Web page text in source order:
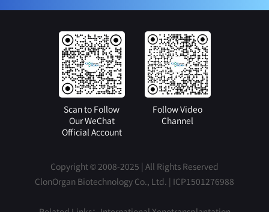
Scan to Follow
Our WeChat
Official Account
Follow Video
Channel
Copyright © 2008-2025 | All Rights Reserved
ClonOrgan Biotechnology Co., Ltd. | ICP1501276988